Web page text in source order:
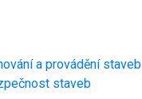
a provádění staveb
staveb